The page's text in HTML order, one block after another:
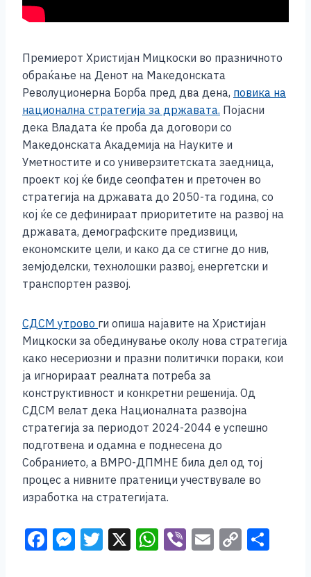
Премиерот Христијан Мицкоски во празничното
обраќање на Денот на Македонската
Револуционерна Борба пред два дена, повика на
национална стратегија за државата. Појасни
дека Владата ќе проба да договори со
Македонската Академија на Науките и
Уметностите и со универзитетската заедница,
проект кој ќе биде сеопфатен и преточен во
стратегија на државата до 2050-та година, со
кој ќе се дефинираат приоритетите на развој на
државата, демографските предизвици,
економските цели, и како да се стигне до нив,
земјоделски, технолошки развој, енергетски и
транспортен развој.
СДСМ утрово ги опиша најавите на Христијан
Мицкоски за обединување околу нова стратегија
како несериозни и празни политички пораки, кои
ја игнорираат реалната потреба за
конструктивност и конкретни решенија. Од
СДСМ велат дека Националната развојна
стратегија за периодот 2024-2044 е успешно
подготвена и одамна е поднесена до
Собранието, а ВМРО-ДПМНЕ била дел од тој
процес а нивните пратеници учествувале во
изработка на стратегијата.
F M T X W Vi E C